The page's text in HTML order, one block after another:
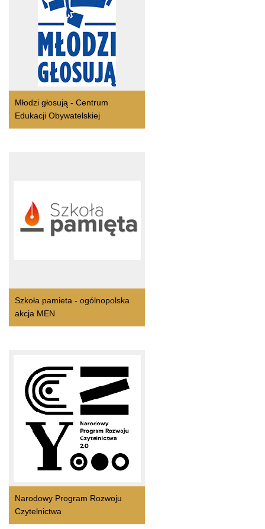
Młodzi głosują - Centrum
Edukacji Obywatelskiej
Szkoła pamieta - ogólnopolska
akcja MEN
Narodowy Program Rozwoju
Czytelnictwa